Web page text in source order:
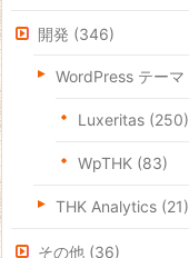
開発 (346)
WordPress テーマ
Luxeritas (250)
WpTHK (83)
THK Analytics (21)
その他 (36)